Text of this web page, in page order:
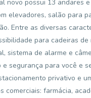
novo possui 13 andares
elevadores, salão para
Entre as diversas
para cadeiras de
sistema de alarme e
segurança para você e
privativo e
comerciais: farmácia,